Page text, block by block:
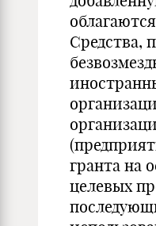
Средства,
гранта на
целевых